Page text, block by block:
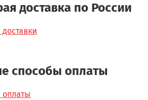
доставка по России
способы оплаты
оплаты